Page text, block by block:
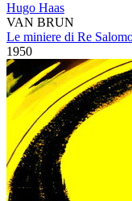
Hugo Haas
VAN BRUN
Le miniere di Re
1950